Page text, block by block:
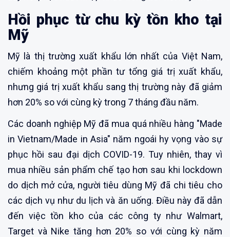
Hồi phục từ chu kỳ tồn kho tại
Mỹ
Mỹ là thị trường xuất khẩu lớn nhất của Việt Nam,
chiếm khoảng một phần tư tổng giá trị xuất khẩu,
nhưng giá trị xuất khẩu sang thị trường này đã giảm
hơn 20% so với cùng kỳ trong 7 tháng đầu năm.
Các doanh nghiệp Mỹ đã mua quá nhiều hàng "Made
in Vietnam/Made in Asia" năm ngoái hy vọng vào sự
phục hồi sau đại dịch COVID-19. Tuy nhiên, thay vì
mua nhiều sản phẩm chế tạo hơn sau khi lockdown
do dịch mở cửa, người tiêu dùng Mỹ đã chi tiêu cho
các dịch vụ như du lịch và ăn uống. Điều này đã dẫn
đến việc tồn kho của các công ty như Walmart,
Target và Nike tăng hơn 20% so với cùng kỳ năm